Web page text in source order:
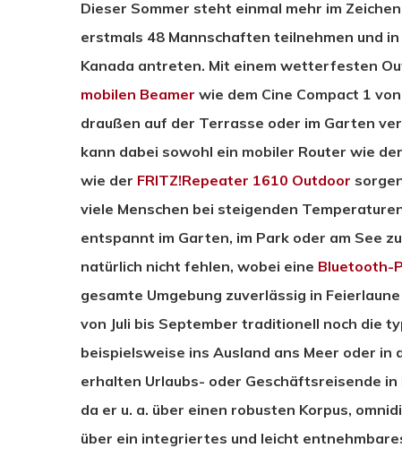
Dieser Sommer steht einmal mehr im
erstmals 48 Mannschaften teilnehmen und
Kanada antreten. Mit einem wetterfesten
mobilen Beamer wie dem Cine Compact 1
draußen auf der Terrasse oder im Garten
kann dabei sowohl ein mobiler Router wie der
wie der FRITZ!Repeater 1610 Outdoor
viele Menschen bei steigenden
entspannt im Garten, im Park oder am See
natürlich nicht fehlen, wobei eine Bluetooth-
gesamte Umgebung zuverlässig in
von Juli bis September traditionell noch die
beispielsweise ins Ausland ans Meer oder
erhalten Urlaubs- oder Geschäftsreisende
da er u. a. über einen robusten Korpus,
über ein integriertes und leicht